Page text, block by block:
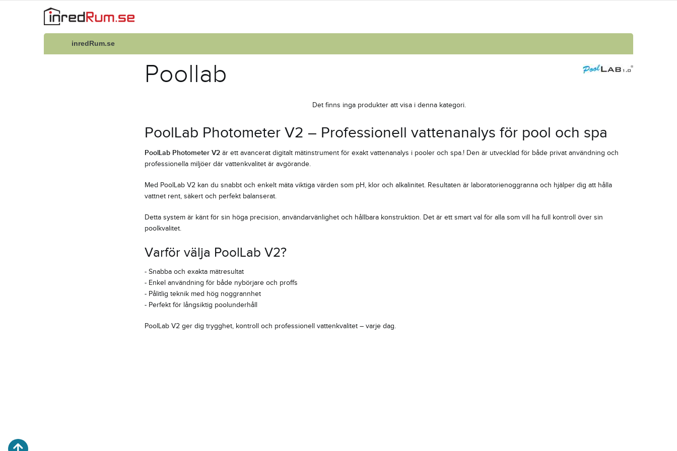
inredRum.se
Poollab
Det finns inga produkter att visa i denna kategori.
PoolLab Photometer V2 – Professionell vattenanalys för pool och spa
PoolLab Photometer V2 är ett avancerat digitalt mätinstrument för exakt vattenanalys i pooler och spa.! Den är utvecklad för både privat användning och
professionella miljöer där vattenkvalitet är avgörande.
Med PoolLab V2 kan du snabbt och enkelt mäta viktiga värden som pH, klor och alkalinitet. Resultaten är laboratorienoggranna och hjälper dig att hålla
vattnet rent, säkert och perfekt balanserat.
Detta system är känt för sin höga precision, användarvänlighet och hållbara konstruktion. Det är ett smart val för alla som vill ha full kontroll över sin
poolkvalitet.
Varför välja PoolLab V2?
- Snabba och exakta mätresultat
- Enkel användning för både nybörjare och proffs
- Pålitlig teknik med hög noggrannhet
- Perfekt för långsiktig poolunderhåll
PoolLab V2 ger dig trygghet, kontroll och professionell vattenkvalitet – varje dag.